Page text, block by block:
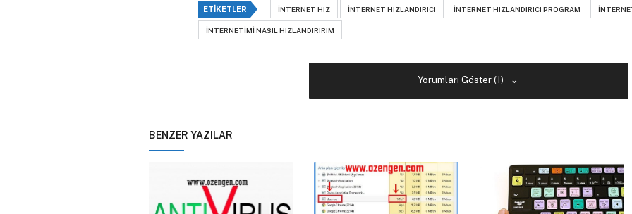
ETIKETLER INTERNET HIZ INTERNET HIZLANDIRICI INTERNET HIZLANDIRICI PROGRAM
INTERNETIMI NASIL HIZLANDIRIRIM
Yorumları Göster (1)
BENZER YAZILAR